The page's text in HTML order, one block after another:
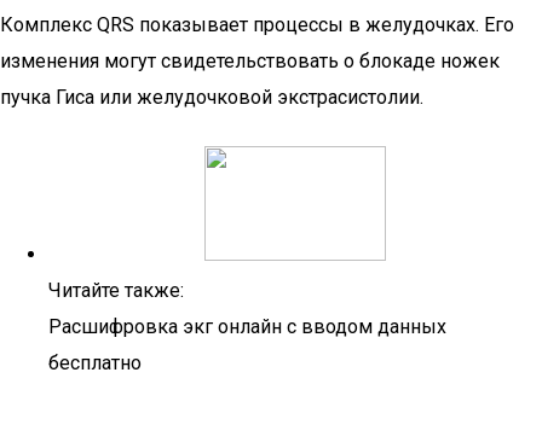
Комплекс QRS показывает процессы в желудочках. Его
изменения могут свидетельствовать о блокаде ножек
пучка Гиса или желудочковой экстрасистолии.
Читайте также:
Расшифровка экг онлайн с вводом данных
бесплатно